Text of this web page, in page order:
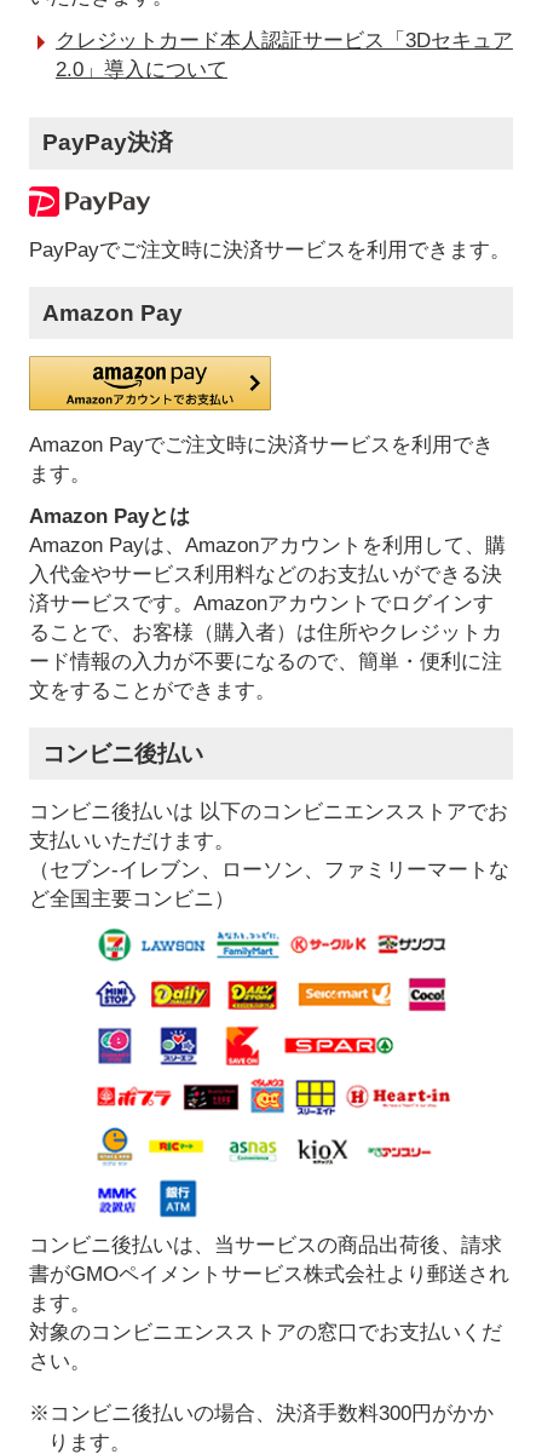
クレジットカード本人認証サービス「3Dセキュア
2.0」導入について
PayPay決済
PayPayでご注文時に決済サービスを利用できます。
Amazon Pay
Amazon Payでご注文時に決済サービスを利用でき
ます。
Amazon Payとは
Amazon Payは、Amazonアカウントを利用して、購
入代金やサービス利用料などのお支払いができる決
済サービスです。Amazonアカウントでログインす
ることで、お客様（購入者）は住所やクレジットカ
ード情報の入力が不要になるので、簡単・便利に注
文をすることができます。
コンビニ後払い
コンビニ後払いは 以下のコンビニエンスストアでお
支払いいただけます。
（セブン-イレブン、ローソン、ファミリーマートな
ど全国主要コンビニ）
コンビニ後払いは、当サービスの商品出荷後、請求
書がGMOペイメントサービス株式会社より郵送され
ます。
対象のコンビニエンスストアの窓口でお支払いくだ
さい。
※コンビニ後払いの場合、決済手数料300円がかか
ります。